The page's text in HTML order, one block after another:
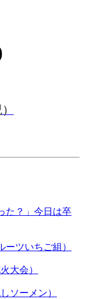
た？」今日は卒
ツいちご組）
大会）
ソーメン）